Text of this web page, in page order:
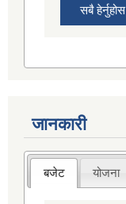
सबै हेर्नुहोस
जानकारी
बजेट योजना